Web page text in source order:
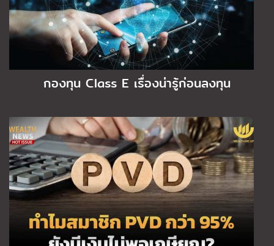
กองทุน Class E เรื่องน่ารู้ก่อนลงทุน